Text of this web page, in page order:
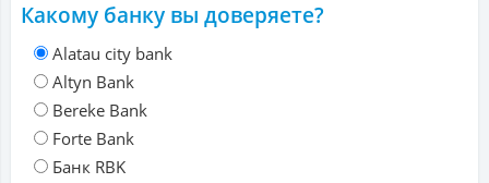
Какому банку вы доверяете?
Alatau city bank
Altyn Bank
Bereke Bank
Forte Bank
Банк RBK